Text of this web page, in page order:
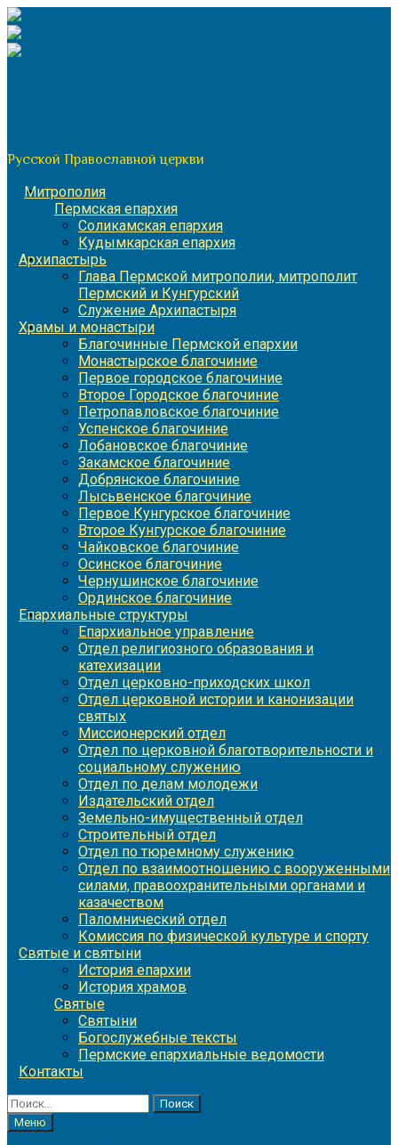
Перейти
к
содержимому
Русской Православной церкви
Митрополия
Пермская епархия
Соликамская епархия
Кудымкарская епархия
Архипастырь
Глава Пермской митрополии, митрополит
Пермский и Кунгурский
Служение Архипастыря
Храмы и монастыри
Благочинные Пермской епархии
Монастырское благочиние
Первое городское благочиние
Второе Городское благочиние
Петропавловское благочиние
Успенское благочиние
Лобановское благочиние
Закамское благочиние
Добрянское благочиние
Лысьвенское благочиние
Первое Кунгурское благочиние
Второе Кунгурское благочиние
Чайковское благочиние
Осинское благочиние
Чернушинское благочиние
Ординское благочиние
Епархиальные структуры
Епархиальное управление
Отдел религиозного образования и
катехизации
Отдел церковно-приходских школ
Отдел церковной истории и канонизации
святых
Миссионерский отдел
Отдел по церковной благотворительности и
социальному служению
Отдел по делам молодежи
Издательский отдел
Земельно-имущественный отдел
Строительный отдел
Отдел по тюремному служению
Отдел по взаимоотношению с вооруженными
силами, правоохранительными органами и
казачеством
Паломнический отдел
Комиссия по физической культуре и спорту
Святые и святыни
История епархии
История храмов
Святые
Святыни
Богослужебные тексты
Пермские епархиальные ведомости
Контакты
Найти:
Меню